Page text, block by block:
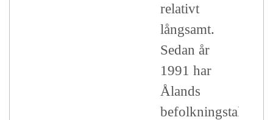
relativt
långsamt.
Sedan år
1991 har
Ålands
befolkningstal